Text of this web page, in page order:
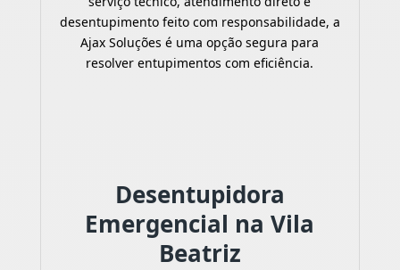
desentupimento feito com responsabilidade, a
Ajax Soluções é uma opção segura para
resolver entupimentos com eficiência.
Desentupidora
Emergencial na Vila
Beatriz